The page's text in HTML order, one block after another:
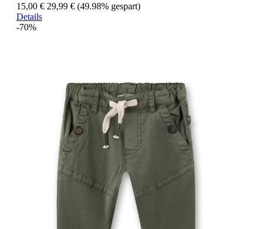
15,00 € 29,99 € (49.98% gespart)
Details
-70%